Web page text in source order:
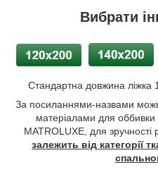
Вибрати
Стандартна довжина ліжка
За посиланнями-назвами
матеріалами для
MATROLUXE, для зручності
залежить від категорії